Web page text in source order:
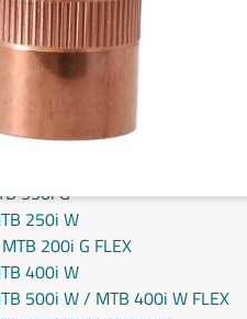
250i G
320i G
330i G
550i G
250i W
200i G FLEX
400i W
500i W / MTB 400i W FLEX